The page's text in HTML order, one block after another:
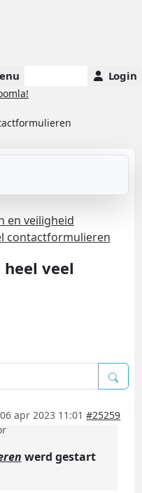
Login
en veiligheid
contactformulieren
veel
06 apr 2023 11:01 #25259
werd gestart